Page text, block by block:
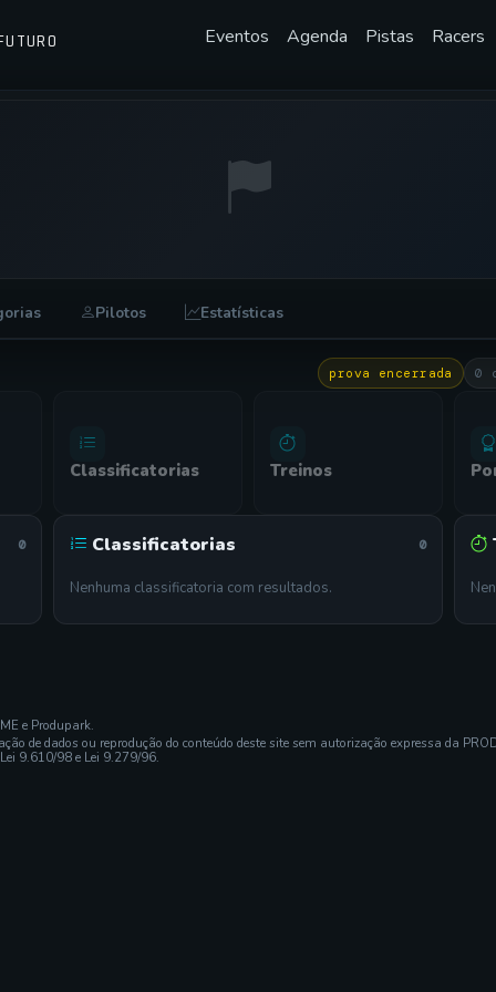
Eventos Agenda Pistas Racers
Pilotos Estatísticas
prova encerrada 0
Classificatorias Treinos
0 Classificatorias 0
Nenhuma classificatoria com resultados.
e Produpark.
de dados ou reprodução do conteúdo deste site sem autorização expressa da
9.610/98 e Lei 9.279/96.